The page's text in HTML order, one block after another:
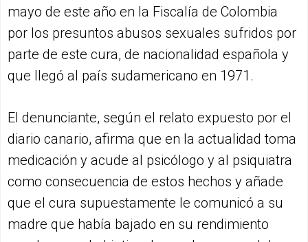
mayo de este año en la Fiscalía de Colombia
por los presuntos abusos sexuales sufridos por
parte de este cura, de nacionalidad española y
que llegó al país sudamericano en 1971.
El denunciante, según el relato expuesto por el
diario canario, afirma que en la actualidad toma
medicación y acude al psicólogo y al psiquiatra
como consecuencia de estos hechos y añade
que el cura supuestamente le comunicó a su
madre que había bajado en su rendimiento